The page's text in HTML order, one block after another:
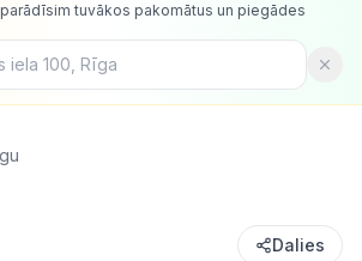
tuvākos pakomātus un piegādes
Dalies